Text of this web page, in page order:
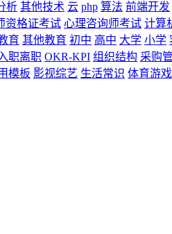
析 其他技术 云 php 算法 前端开发
资格证考试 心理咨询师考试 计算
育 其他教育 初中 高中 大学 小学
入职离职 OKR-KPI 组织结构 采购
模板 影视综艺 生活常识 体育游戏